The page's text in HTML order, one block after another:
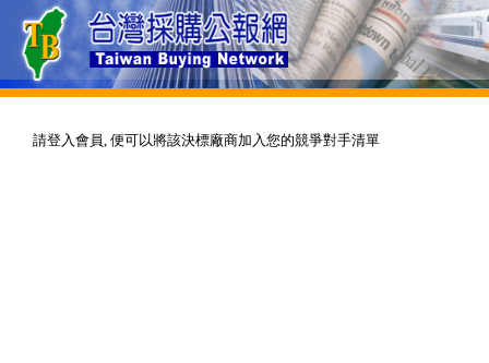
請登入會員, 便可以將該決標廠商加入您的競爭對手清單